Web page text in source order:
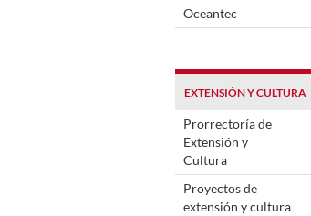
Oceantec
EXTENSIÓN Y CULTURA
Prorrectoría de
Extensión y
Cultura
Proyectos de
extensión y cultura